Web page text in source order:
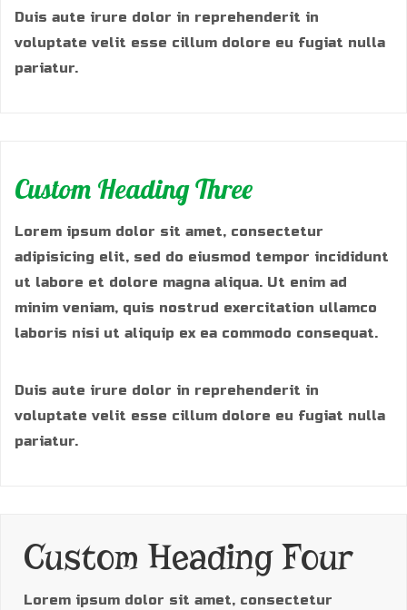
Duis aute irure dolor in reprehenderit in
voluptate velit esse cillum dolore eu fugiat nulla
pariatur.
Custom Heading Three
Lorem ipsum dolor sit amet, consectetur
adipisicing elit, sed do eiusmod tempor incididunt
ut labore et dolore magna aliqua. Ut enim ad
minim veniam, quis nostrud exercitation ullamco
laboris nisi ut aliquip ex ea commodo consequat.
Duis aute irure dolor in reprehenderit in
voluptate velit esse cillum dolore eu fugiat nulla
pariatur.
Custom Heading Four
Lorem ipsum dolor sit amet, consectetur